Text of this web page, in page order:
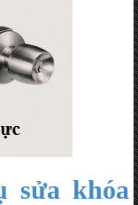
sửa khóa